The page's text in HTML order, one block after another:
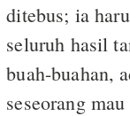
ditebus; ia
seluruh hasil
buah-buahan,
seseorang